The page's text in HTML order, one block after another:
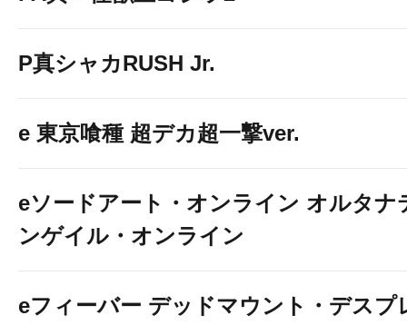
P真シャカRUSH Jr.
e 東京喰種 超デカ超一撃ver.
eソードアート・オンライン オルタナ
ンゲイル・オンライン
eフィーバー デッドマウント・デスプ